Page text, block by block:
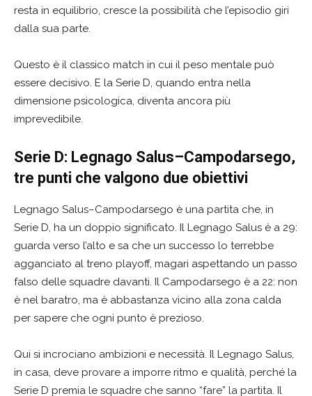
resta in equilibrio, cresce la possibilità che l’episodio giri
dalla sua parte.
Questo è il classico match in cui il peso mentale può
essere decisivo. E la Serie D, quando entra nella
dimensione psicologica, diventa ancora più
imprevedibile.
Serie D: Legnago Salus–Campodarsego,
tre punti che valgono due obiettivi
Legnago Salus–Campodarsego è una partita che, in
Serie D, ha un doppio significato. Il Legnago Salus è a 29:
guarda verso l’alto e sa che un successo lo terrebbe
agganciato al treno playoff, magari aspettando un passo
falso delle squadre davanti. Il Campodarsego è a 22: non
è nel baratro, ma è abbastanza vicino alla zona calda
per sapere che ogni punto è prezioso.
Qui si incrociano ambizioni e necessità. Il Legnago Salus,
in casa, deve provare a imporre ritmo e qualità, perché la
Serie D premia le squadre che sanno “fare” la partita. Il